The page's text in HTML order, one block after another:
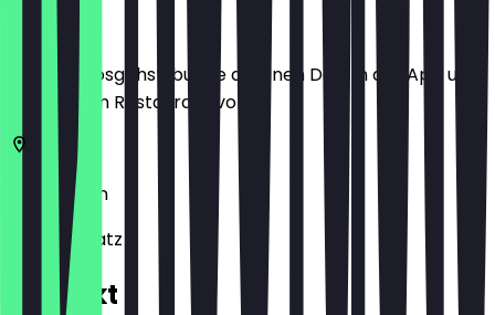
Bevor du losgehst, buche dir einen Deal in der App und
zeige ihn im Restaurant vor.
Berlin
Oranienplatz 1
Kontakt